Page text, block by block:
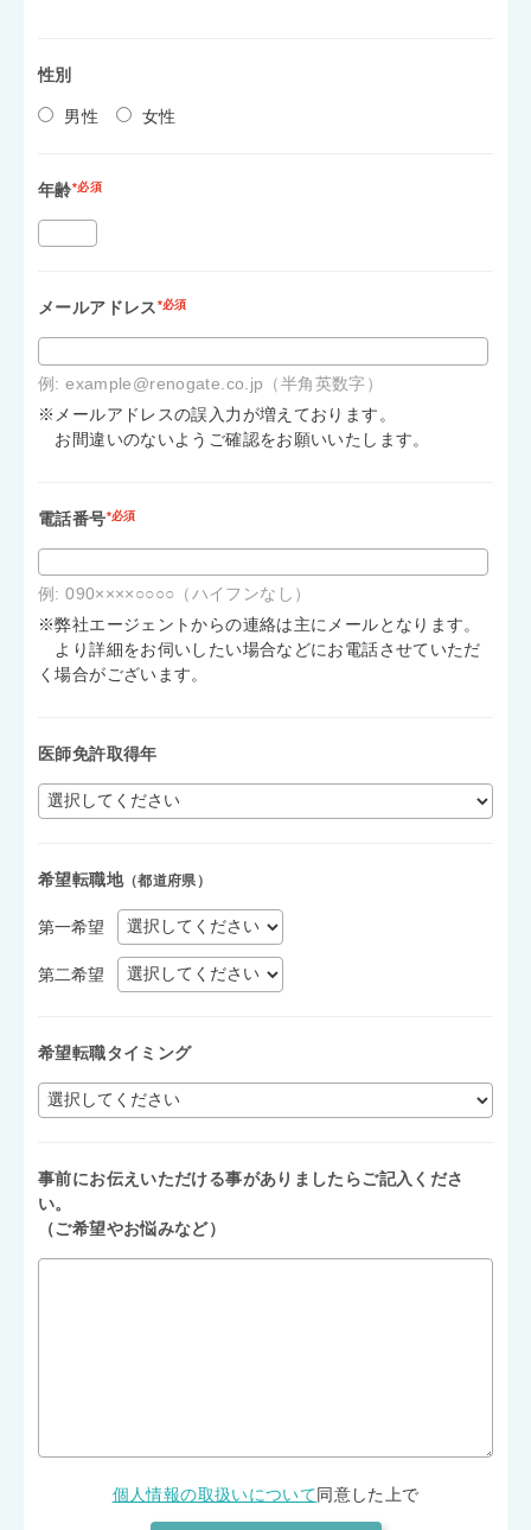
性別
男性 女性
年齢*必須
メールアドレス*必須
例: example@renogate.co.jp（半角英数字）
※メールアドレスの誤入力が増えております。
お間違いのないようご確認をお願いいたします。
電話番号*必須
例: 090××××○○○○（ハイフンなし）
※弊社エージェントからの連絡は主にメールとなります。
より詳細をお伺いしたい場合などにお電話させていただ
く場合がございます。
医師免許取得年
希望転職地（都道府県）
第一希望
第二希望
希望転職タイミング
事前にお伝えいただける事がありましたらご記入くださ
い。
（ご希望やお悩みなど）
個人情報の取扱いについて 同意した上で